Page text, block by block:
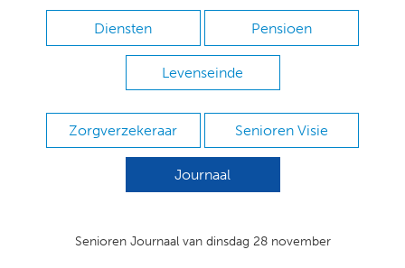
Diensten Pensioen
Levenseinde
Zorgverzekeraar Senioren Visie
Journaal
Senioren Journaal van dinsdag 28 november